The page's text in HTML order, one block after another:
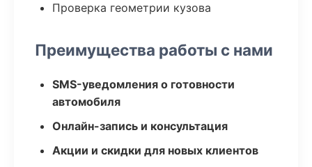
Проверка геометрии кузова
Преимущества работы с нами
SMS-уведомления о готовности
автомобиля
Онлайн-запись и консультация
Акции и скидки для новых клиентов